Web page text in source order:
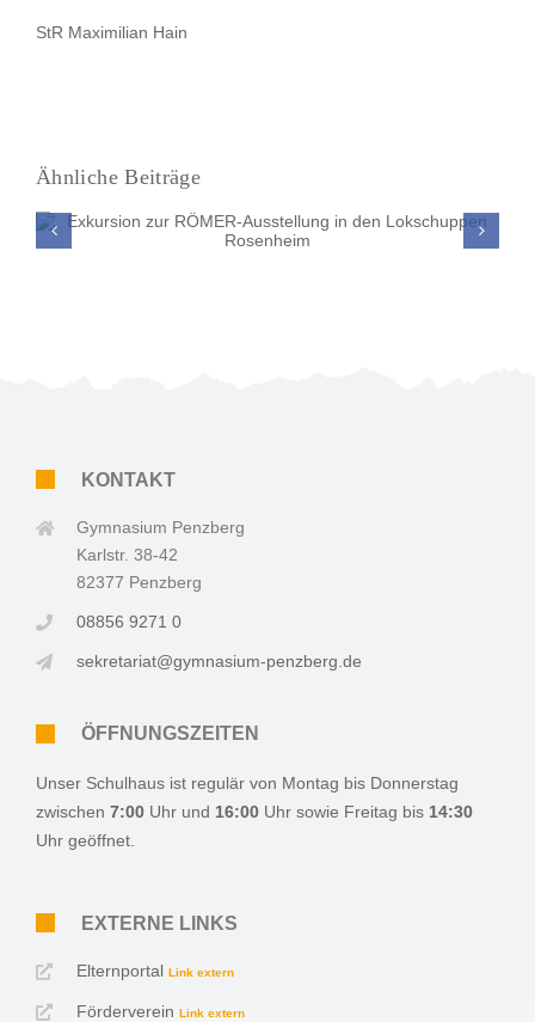
StR Maximilian Hain
Ähnliche Beiträge
Psychologieunterricht außerhalb des
KONTAKT
Gymnasium Penzberg
Karlstr. 38-42
82377 Penzberg
08856 9271 0
sekretariat@gymnasium-penzberg.de
ÖFFNUNGSZEITEN
Unser Schulhaus ist regulär von Montag bis Donnerstag
zwischen 7:00 Uhr und 16:00 Uhr sowie Freitag bis 14:30
Uhr geöffnet.
EXTERNE LINKS
Elternportal Link extern
Förderverein Link extern